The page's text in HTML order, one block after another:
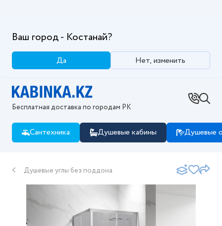
Ваш город - Костанай?
Да Нет, изменить
Бесплатная доставка по городам РК
Сантехника Душевые кабины Душевые
Душевые углы без поддона